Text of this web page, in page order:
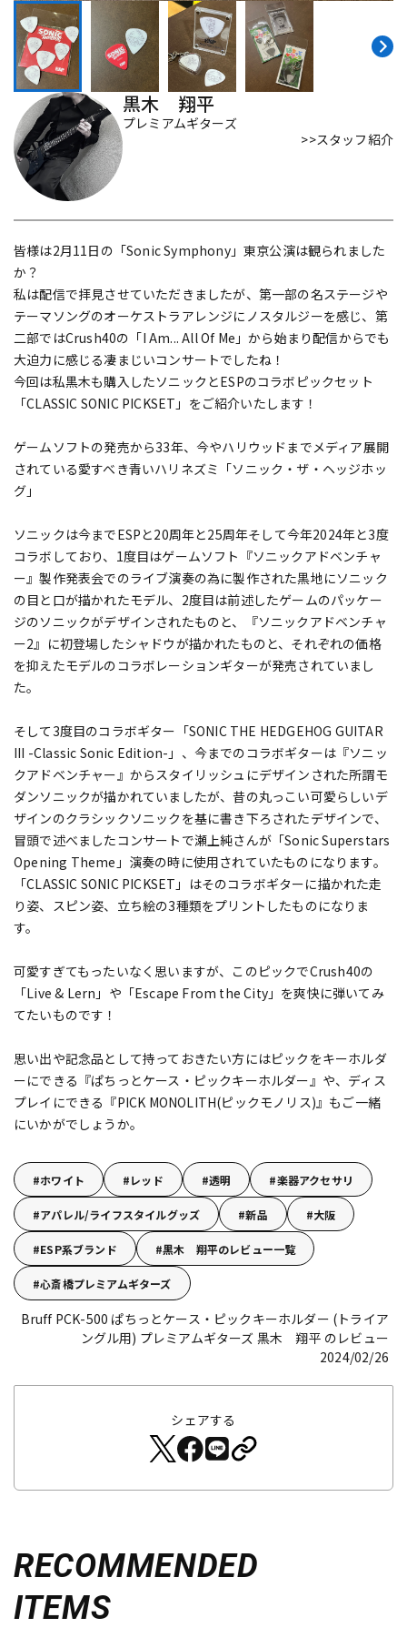
DTM オンライン納品 レコーディング機器
配信/ライブ機器 楽器アクセサリ
中古 ヴィンテージ
黒木 翔平
プレミアムギターズ
>>スタッフ紹介
皆様は2月11日の「Sonic Symphony」東京公演は観られました
か？
私は配信で拝見させていただきましたが、第一部の名ステージや
テーマソングのオーケストラアレンジにノスタルジーを感じ、第
二部ではCrush40の「I Am... All Of Me」から始まり配信からでも
大迫力に感じる凄まじいコンサートでしたね！
今回は私黒木も購入したソニックとESPのコラボピックセット
「CLASSIC SONIC PICKSET」をご紹介いたします！
ゲームソフトの発売から33年、今やハリウッドまでメディア展開
されている愛すべき青いハリネズミ「ソニック・ザ・ヘッジホッ
グ」
ソニックは今までESPと20周年と25周年そして今年2024年と3度
コラボしており、1度目はゲームソフト『ソニックアドベンチャ
ー』製作発表会でのライブ演奏の為に製作された黒地にソニック
の目と口が描かれたモデル、2度目は前述したゲームのパッケー
ジのソニックがデザインされたものと、『ソニックアドベンチャ
ー2』に初登場したシャドウが描かれたものと、それぞれの価格
を抑えたモデルのコラボレーションギターが発売されていまし
た。
そして3度目のコラボギター「SONIC THE HEDGEHOG GUITAR
III -Classic Sonic Edition-」、今までのコラボギターは『ソニッ
クアドベンチャー』からスタイリッシュにデザインされた所謂モ
ダンソニックが描かれていましたが、昔の丸っこい可愛らしいデ
ザインのクラシックソニックを基に書き下ろされたデザインで、
冒頭で述べましたコンサートで瀬上純さんが「Sonic Superstars
Opening Theme」演奏の時に使用されていたものになります。
「CLASSIC SONIC PICKSET」はそのコラボギターに描かれた走
り姿、スピン姿、立ち絵の3種類をプリントしたものになりま
す。
可愛すぎてもったいなく思いますが、このピックでCrush40の
「Live & Lern」や「Escape From the City」を爽快に弾いてみ
てたいものです！
思い出や記念品として持っておきたい方にはピックをキーホルダ
ーにできる『ぱちっとケース・ピックキーホルダー』や、ディス
プレイにできる『PICK MONOLITH(ピックモノリス)』もご一緒
にいかがでしょうか。
ホワイト レッド 透明 楽器アクセサリ
アパレル/ライフスタイルグッズ 新品 大阪
ESP系ブランド 黒木 翔平のレビュー一覧
心斎橋プレミアムギターズ
Bruff PCK-500 ぱちっとケース・ピックキーホルダー (トライア
ングル用) プレミアムギターズ 黒木 翔平 のレビュー
2024/02/26
シェアする
RECOMMENDED
ITEMS